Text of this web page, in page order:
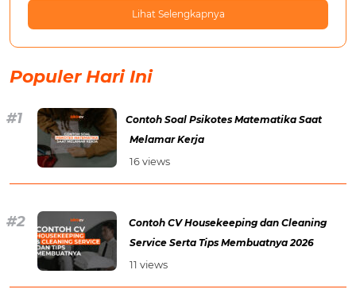
Lihat Selengkapnya
Populer Hari Ini
Contoh Soal Psikotes Matematika Saat
Melamar Kerja
16 views
Contoh CV Housekeeping dan Cleaning
Service Serta Tips Membuatnya 2026
11 views